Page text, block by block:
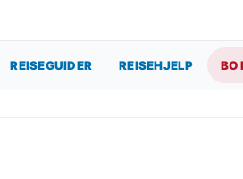
REISEGUIDER REISEHJELP BO